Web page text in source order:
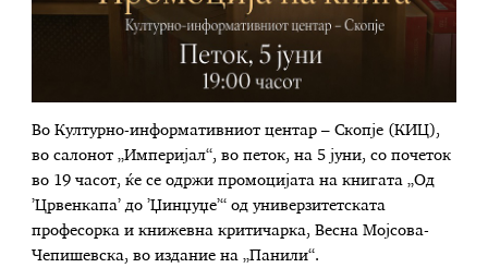
Во Културно-информативниот центар – Скопје (КИЦ),
во салонот „Империјал“, во петок, на 5 јуни, со почеток
во 19 часот, ќе се одржи промоцијата на книгата „Од
’Црвенкапа’ до ’Џинџуџе’“ одуниверзитетската
професорка и книжевна критичарка, Весна Мојсова-
Чепишевска, во издание на „Панили“.